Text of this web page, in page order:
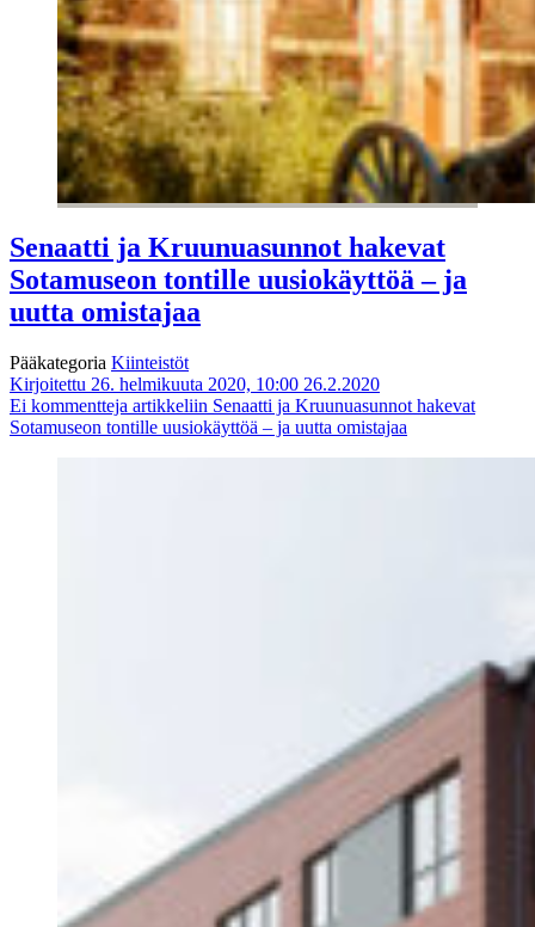
Senaatti ja Kruunuasunnot hakevat
Sotamuseon tontille uusiokäyttöä – ja
uutta omistajaa
Pääkategoria Kiinteistöt
Kirjoitettu 26. helmikuuta 2020, 10:00 26.2.2020
Ei kommentteja artikkeliin Senaatti ja Kruunuasunnot hakevat
Sotamuseon tontille uusiokäyttöä – ja uutta omistajaa